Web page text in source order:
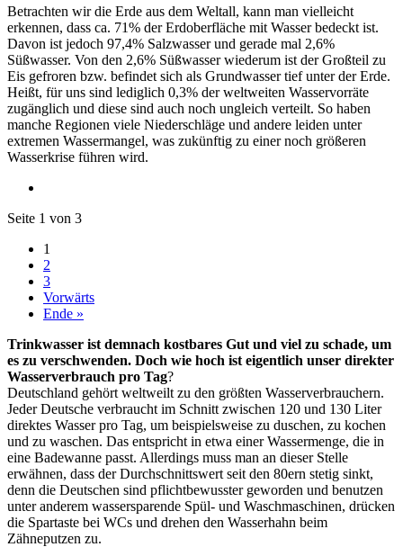
Betrachten wir die Erde aus dem Weltall, kann man vielleicht
erkennen, dass ca. 71% der Erdoberfläche mit Wasser bedeckt ist.
Davon ist jedoch 97,4% Salzwasser und gerade mal 2,6%
Süßwasser. Von den 2,6% Süßwasser wiederum ist der Großteil zu
Eis gefroren bzw. befindet sich als Grundwasser tief unter der Erde.
Heißt, für uns sind lediglich 0,3% der weltweiten Wasservorräte
zugänglich und diese sind auch noch ungleich verteilt. So haben
manche Regionen viele Niederschläge und andere leiden unter
extremen Wassermangel, was zukünftig zu einer noch größeren
Wasserkrise führen wird.
Seite 1 von 3
1
2
3
Vorwärts
Ende »
Trinkwasser ist demnach kostbares Gut und viel zu schade, um
es zu verschwenden. Doch wie hoch ist eigentlich unser direkter
Wasserverbrauch pro Tag?
Deutschland gehört weltweilt zu den größten Wasserverbrauchern.
Jeder Deutsche verbraucht im Schnitt zwischen 120 und 130 Liter
direktes Wasser pro Tag, um beispielsweise zu duschen, zu kochen
und zu waschen. Das entspricht in etwa einer Wassermenge, die in
eine Badewanne passt. Allerdings muss man an dieser Stelle
erwähnen, dass der Durchschnittswert seit den 80ern stetig sinkt,
denn die Deutschen sind pflichtbewusster geworden und benutzen
unter anderem wassersparende Spül- und Waschmaschinen, drücken
die Spartaste bei WCs und drehen den Wasserhahn beim
Zähneputzen zu.